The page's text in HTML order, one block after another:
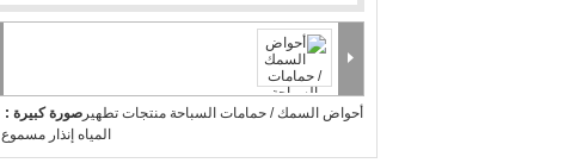
صورة كبيرة : أحواض السمك / حمامات السباحة منتجات تطهير
المياه إنذار مسموع